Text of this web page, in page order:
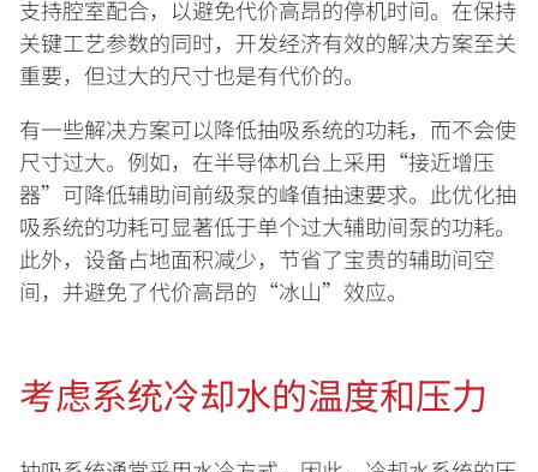
支持腔室配合，以避免代价高昂的停机时间。在保持
关键工艺参数的同时，开发经济有效的解决方案至关
重要，但过大的尺寸也是有代价的。
有一些解决方案可以降低抽吸系统的功耗，而不会使
尺寸过大。例如，在半导体机台上采用“接近增压
器”可降低辅助间前级泵的峰值抽速要求。此优化抽
吸系统的功耗可显著低于单个过大辅助间泵的功耗。
此外，设备占地面积减少，节省了宝贵的辅助间空
间，并避免了代价高昂的“冰山”效应。
考虑系统冷却水的温度和压力